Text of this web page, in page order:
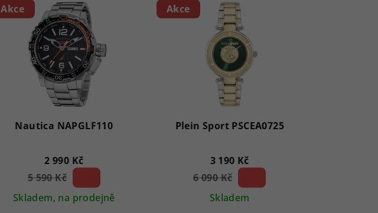
Akce
Nautica NAPGLF110
2 990 Kč
5 590 Kč
Skladem, na prodejně
Akce
Plein Sport PSCEA0725
3 190 Kč
6 090 Kč
Skladem